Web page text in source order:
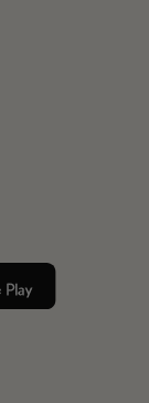
TikTok
op op
Swipe4Work